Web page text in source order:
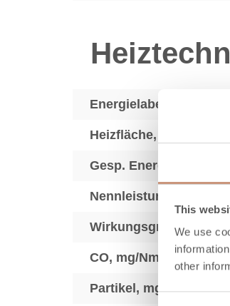
This
We use
other
Consent
Energielabel
Heizfläche, m
Gesp. Energie, kWh
Nennleistung
Wirkungsgrad, %
CO, mg/Nm
Partikel, mg/Nm